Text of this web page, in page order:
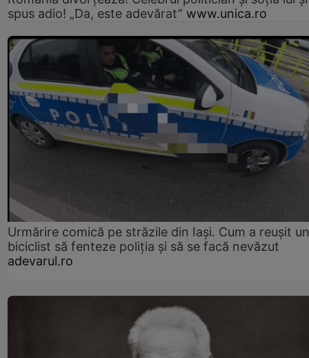
spus adio! „Da, este adevărat” www.unica.ro
Urmărire comică pe străzile din Iași. Cum a reușit un
biciclist să fenteze poliția și să se facă nevăzut
adevarul.ro